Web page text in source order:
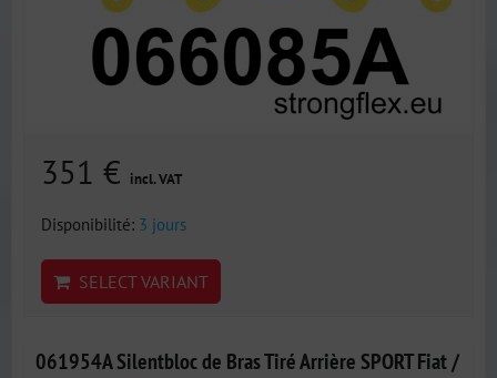
351 € incl. VAT
Disponibilité: 3 jours
SELECT VARIANT
061954A Silentbloc de Bras Tiré Arrière SPORT Fiat /